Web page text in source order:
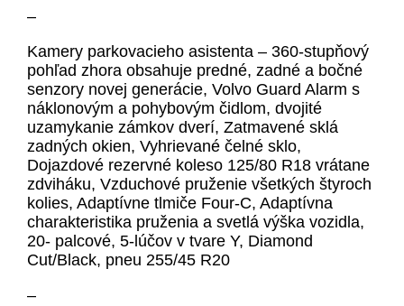
–
Kamery parkovacieho asistenta – 360-stupňový
pohľad zhora obsahuje predné, zadné a bočné
senzory novej generácie, Volvo Guard Alarm s
náklonovým a pohybovým čidlom, dvojité
uzamykanie zámkov dverí, Zatmavené sklá
zadných okien, Vyhrievané čelné sklo,
Dojazdové rezervné koleso 125/80 R18 vrátane
zdviháku, Vzduchové pruženie všetkých štyroch
kolies, Adaptívne tlmiče Four-C, Adaptívna
charakteristika pruženia a svetlá výška vozidla,
20- palcové, 5-lúčov v tvare Y, Diamond
Cut/Black, pneu 255/45 R20
–